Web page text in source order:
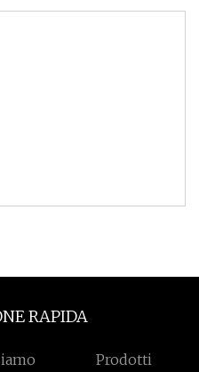
RAPIDA
Prodotti